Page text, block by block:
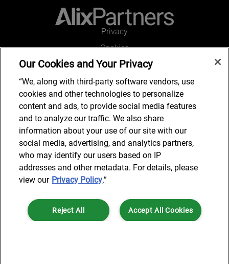
Privacy
Cookies
Legal and Regulatory
Accessibility
Connect with us
Subscribe to updates
© 2025 AlixPartners, LLP. AlixPartners is not a certified public
accounting firm and is not authorized to practice law or provide legal
services.
Our Cookies and Your Privacy
“We, along with third-party software vendors, use
cookies and other technologies to personalize
content and ads, to provide social media features
and to analyze our traffic. We also share
information about your use of our site with our
social media, advertising, and analytics partners,
who may identify our users based on IP
addresses and other metadata. For details, please
view our Privacy Policy.”
Accept All Cookies
Reject All